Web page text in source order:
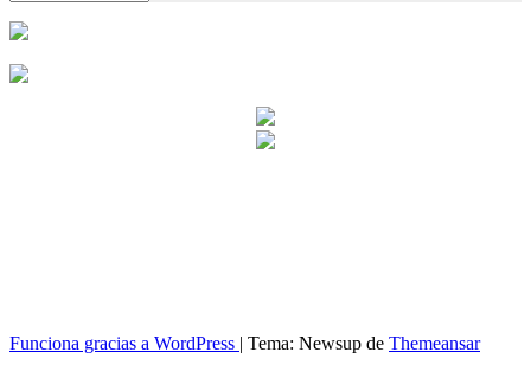
Funciona gracias a WordPress | Tema: Newsup de Themeansar